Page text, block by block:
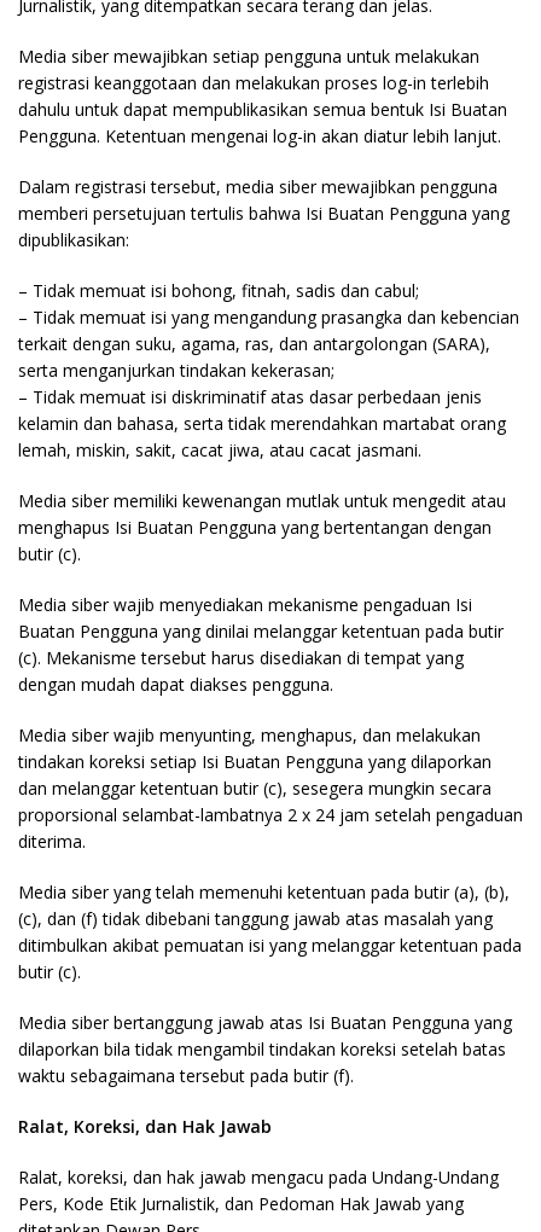
Jurnalistik, yang ditempatkan secara terang dan jelas.
Media siber mewajibkan setiap pengguna untuk melakukan
registrasi keanggotaan dan melakukan proses log-in terlebih
dahulu untuk dapat mempublikasikan semua bentuk Isi Buatan
Pengguna. Ketentuan mengenai log-in akan diatur lebih lanjut.
Dalam registrasi tersebut, media siber mewajibkan pengguna
memberi persetujuan tertulis bahwa Isi Buatan Pengguna yang
dipublikasikan:
– Tidak memuat isi bohong, fitnah, sadis dan cabul;
– Tidak memuat isi yang mengandung prasangka dan kebencian
terkait dengan suku, agama, ras, dan antargolongan (SARA),
serta menganjurkan tindakan kekerasan;
– Tidak memuat isi diskriminatif atas dasar perbedaan jenis
kelamin dan bahasa, serta tidak merendahkan martabat orang
lemah, miskin, sakit, cacat jiwa, atau cacat jasmani.
Media siber memiliki kewenangan mutlak untuk mengedit atau
menghapus Isi Buatan Pengguna yang bertentangan dengan
butir (c).
Media siber wajib menyediakan mekanisme pengaduan Isi
Buatan Pengguna yang dinilai melanggar ketentuan pada butir
(c). Mekanisme tersebut harus disediakan di tempat yang
dengan mudah dapat diakses pengguna.
Media siber wajib menyunting, menghapus, dan melakukan
tindakan koreksi setiap Isi Buatan Pengguna yang dilaporkan
dan melanggar ketentuan butir (c), sesegera mungkin secara
proporsional selambat-lambatnya 2 x 24 jam setelah pengaduan
diterima.
Media siber yang telah memenuhi ketentuan pada butir (a), (b),
(c), dan (f) tidak dibebani tanggung jawab atas masalah yang
ditimbulkan akibat pemuatan isi yang melanggar ketentuan pada
butir (c).
Media siber bertanggung jawab atas Isi Buatan Pengguna yang
dilaporkan bila tidak mengambil tindakan koreksi setelah batas
waktu sebagaimana tersebut pada butir (f).
Ralat, Koreksi, dan Hak Jawab
Ralat, koreksi, dan hak jawab mengacu pada Undang-Undang
Pers, Kode Etik Jurnalistik, dan Pedoman Hak Jawab yang